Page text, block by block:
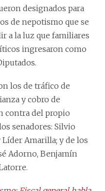
designados para
de nepotismo que se
a la luz que familiares
ingresaron como
los de tráfico de
y cobro de
contra del propio
senadores: Silvio
Amarilla; y de los
Adorno, Benjamín